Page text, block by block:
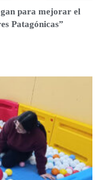
para mejorar el
Patagónicas”